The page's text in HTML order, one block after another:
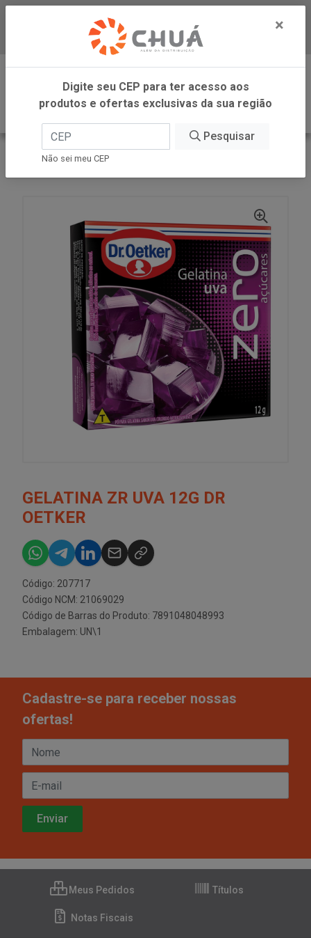
Baixe já nosso APP
0
INÍCIO
DR OETKER BRASIL
GELATINA ZR UVA 12G DR
OETKER
Código: 207717
Código NCM: 21069029
Código de Barras do Produto: 7891048048993
Embalagem: UN\1
Cadastre-se para receber nossas
ofertas!
Meus Pedidos Títulos
Notas Fiscais
×
Digite seu CEP para ter acesso aos
produtos e ofertas exclusivas da sua região
Pesquisar
Não sei meu CEP